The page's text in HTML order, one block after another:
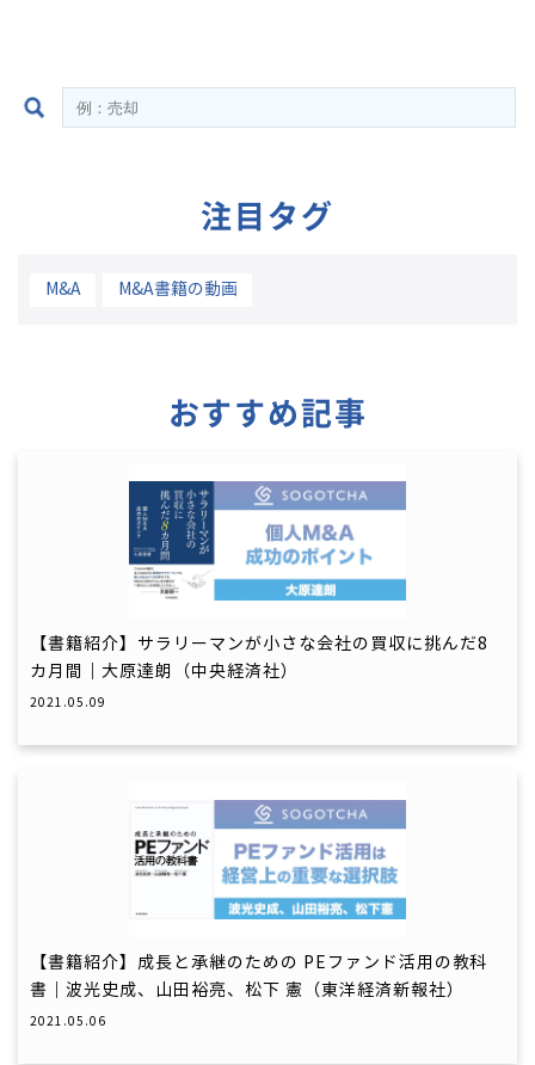
注目タグ
M&A M&A書籍の動画
おすすめ記事
【書籍紹介】サラリーマンが小さな会社の買収に挑んだ8
カ月間｜大原達朗（中央経済社）
2021.05.09
【書籍紹介】成長と承継のための PEファンド活用の教科
書｜波光史成、山田裕亮、松下 憲（東洋経済新報社）
2021.05.06